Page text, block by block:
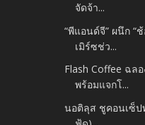
จัดจ้า...
“พีแอนด์จี” ผนึก “
เมิร์ซช่ว...
Flash Coffee ฉล
พร้อมแจกโ...
นอติลุส ชูคอนเซ็ปท์